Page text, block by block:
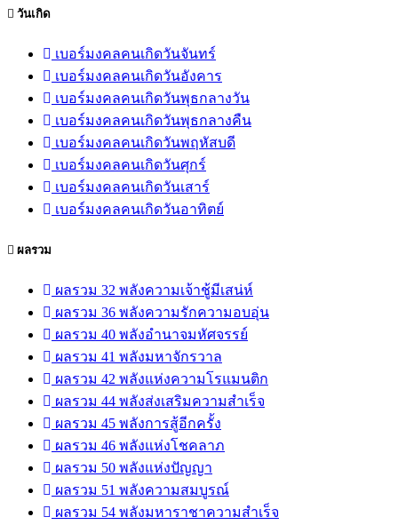
วันเกิด
เบอร์มงคลคนเกิดวันจันทร์
เบอร์มงคลคนเกิดวันอังคาร
เบอร์มงคลคนเกิดวันพุธกลางวัน
เบอร์มงคลคนเกิดวันพุธกลางคืน
เบอร์มงคลคนเกิดวันพฤหัสบดี
เบอร์มงคลคนเกิดวันศุกร์
เบอร์มงคลคนเกิดวันเสาร์
เบอร์มงคลคนเกิดวันอาทิตย์
ผลรวม
ผลรวม 32 พลังความเจ้าชู้มีเสน่ห์
ผลรวม 36 พลังความรักความอบอุ่น
ผลรวม 40 พลังอำนาจมหัศจรรย์
ผลรวม 41 พลังมหาจักรวาล
ผลรวม 42 พลังแห่งความโรแมนติก
ผลรวม 44 พลังส่งเสริมความสำเร็จ
ผลรวม 45 พลังการสู้อีกครั้ง
ผลรวม 46 พลังแห่งโชคลาภ
ผลรวม 50 พลังแห่งปัญญา
ผลรวม 51 พลังความสมบูรณ์
ผลรวม 54 พลังมหาราชาความสำเร็จ